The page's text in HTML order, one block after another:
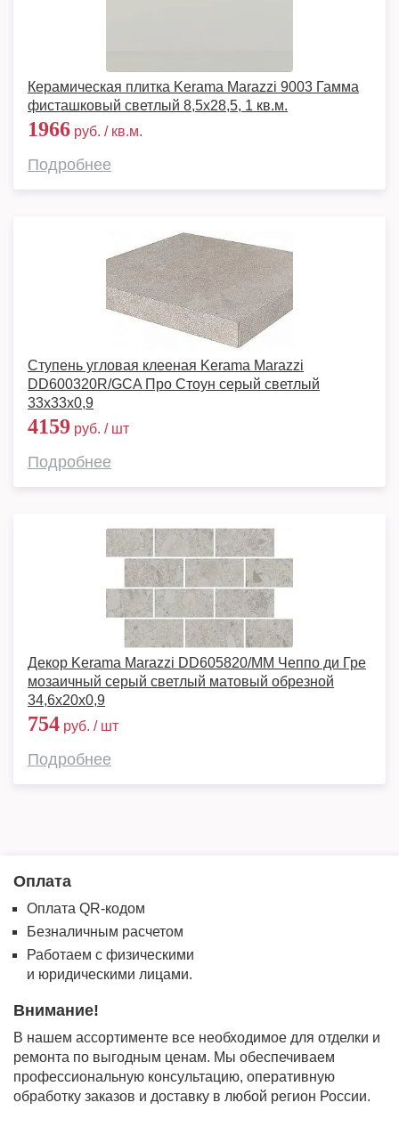
Керамическая плитка Kerama Marazzi 9003 Гамма
фисташковый светлый 8,5х28,5, 1 кв.м.
1966 руб. / кв.м.
Подробнее
Ступень угловая клееная Kerama Marazzi
DD600320R/GCA Про Стоун серый светлый
33x33x0,9
4159 руб. / шт
Подробнее
Декор Kerama Marazzi DD605820/MM Чеппо ди Гре
мозаичный серый светлый матовый обрезной
34,6x20x0,9
754 руб. / шт
Подробнее
Оплата
Оплата QR-кодом
Безналичным расчетом
Работаем с физическими
и юридическими лицами.
Внимание!
В нашем ассортименте все необходимое для отделки и
ремонта по выгодным ценам. Мы обеспечиваем
профессиональную консультацию, оперативную
обработку заказов и доставку в любой регион России.